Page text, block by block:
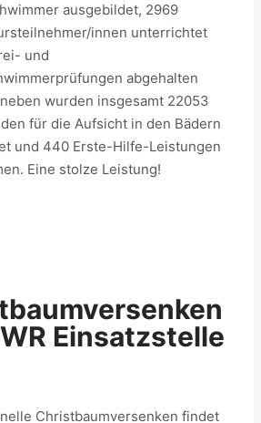
ausgebildet, 2969
innen unterrichtet
und
abgehalten
wurden insgesamt 22053
für die Aufsicht in den Bädern
und 440 Erste-Hilfe-Leistungen
Eine stolze Leistung!
Einsatzstelle
Christbaumversenken findet